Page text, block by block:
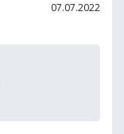
07.07.2022